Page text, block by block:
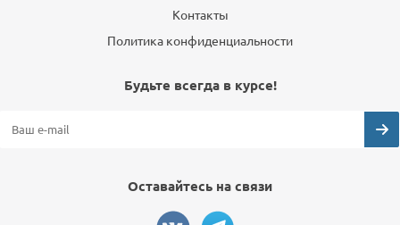
Контакты
Политика конфиденциальности
Будьте всегда в курсе!
Оставайтесь на связи